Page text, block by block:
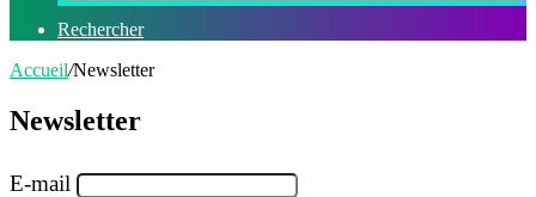
Rechercher
Accueil/Newsletter
Newsletter
E-mail